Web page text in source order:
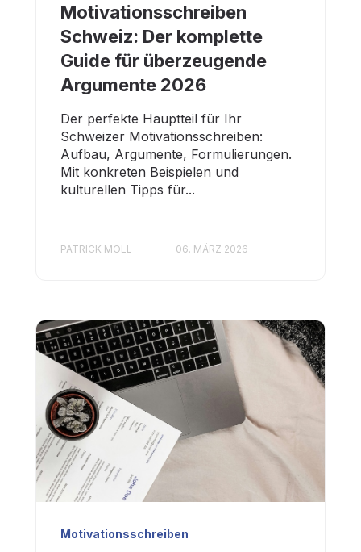
Motivationsschreiben
Schweiz: Der komplette
Guide für überzeugende
Argumente 2026
Der perfekte Hauptteil für Ihr
Schweizer Motivationsschreiben:
Aufbau, Argumente, Formulierungen.
Mit konkreten Beispielen und
kulturellen Tipps für...
PATRICK MOLL 06. MÄRZ 2026
Motivationsschreiben